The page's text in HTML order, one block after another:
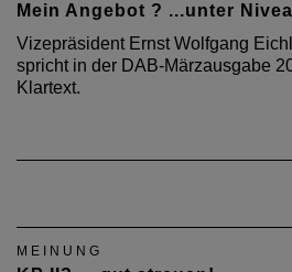
Mein Angebot ? ...unter
Vizepräsident Ernst Wolfgang
spricht in der DAB-Märzausgabe
Klartext.
MEINUNG